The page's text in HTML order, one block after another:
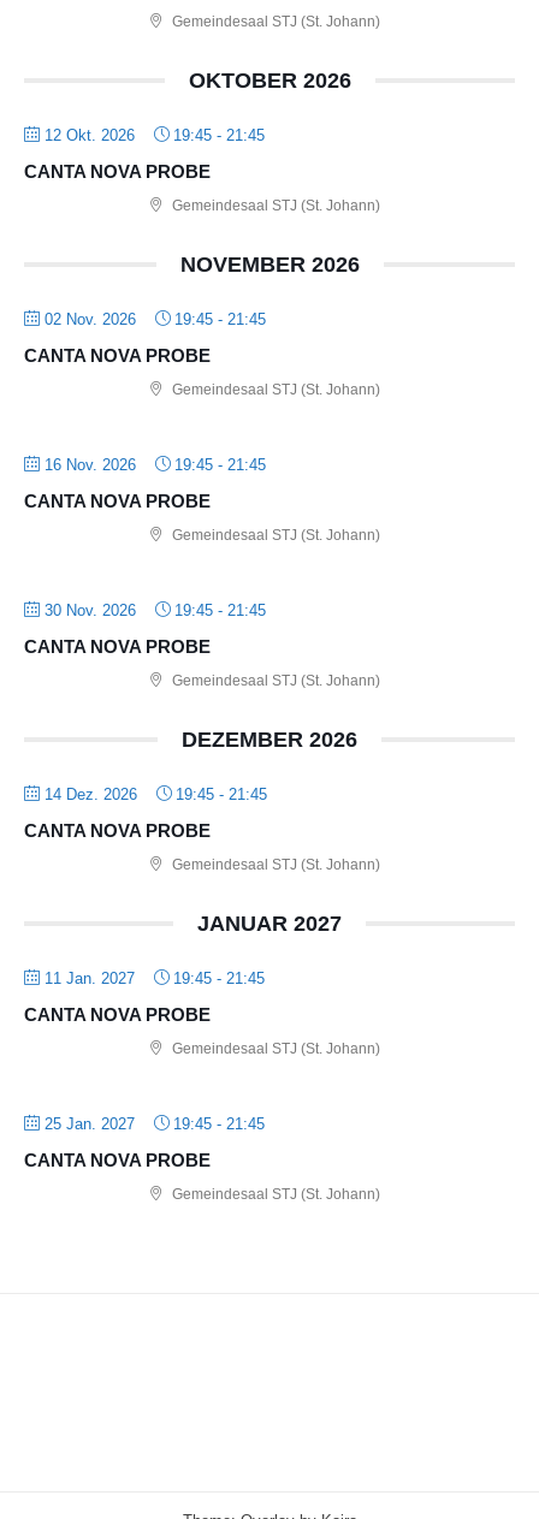
Gemeindesaal STJ (St. Johann)
OKTOBER 2026
12 Okt. 2026 19:45 - 21:45
CANTA NOVA PROBE
Gemeindesaal STJ (St. Johann)
NOVEMBER 2026
02 Nov. 2026 19:45 - 21:45
CANTA NOVA PROBE
Gemeindesaal STJ (St. Johann)
16 Nov. 2026 19:45 - 21:45
CANTA NOVA PROBE
Gemeindesaal STJ (St. Johann)
30 Nov. 2026 19:45 - 21:45
CANTA NOVA PROBE
Gemeindesaal STJ (St. Johann)
DEZEMBER 2026
14 Dez. 2026 19:45 - 21:45
CANTA NOVA PROBE
Gemeindesaal STJ (St. Johann)
JANUAR 2027
11 Jan. 2027 19:45 - 21:45
CANTA NOVA PROBE
Gemeindesaal STJ (St. Johann)
25 Jan. 2027 19:45 - 21:45
CANTA NOVA PROBE
Gemeindesaal STJ (St. Johann)